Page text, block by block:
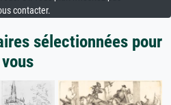
contacter.
sélectionnées pour
vous